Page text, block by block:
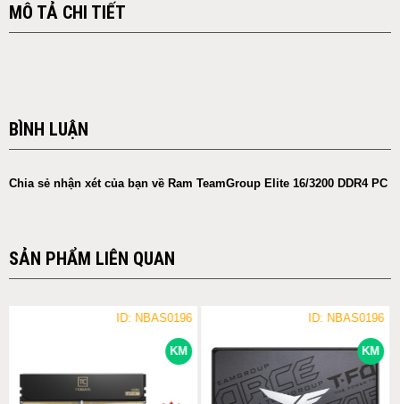
MÔ TẢ CHI TIẾT
BÌNH LUẬN
Chia sẻ nhận xét của bạn về Ram TeamGroup Elite 16/3200 DDR4 PC
SẢN PHẨM LIÊN QUAN
KM
ID: NBAS0196
KM
ID: NBAS0196